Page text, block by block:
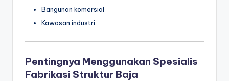
Bangunan komersial
Kawasan industri
Pentingnya Menggunakan Spesialis
Fabrikasi Struktur Baja